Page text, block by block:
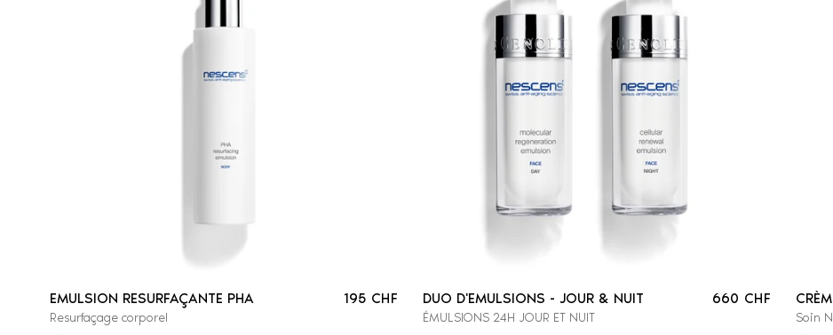
EMULSION RESURFAÇANTE PHA
Resurfaçage corporel
195 CHF DUO D'EMULSIONS - JOUR & NUIT
ÉMULSIONS 24H JOUR ET NUIT
660 CHF
Soin